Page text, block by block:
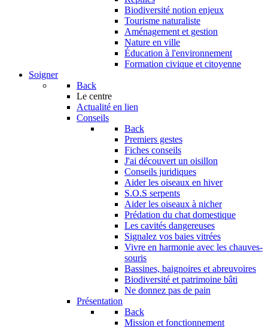
Biodiversité notion enjeux
Tourisme naturaliste
Aménagement et gestion
Nature en ville
Éducation à l'environnement
Formation civique et citoyenne
Soigner
Back
Le centre
Actualité en lien
Conseils
Back
Premiers gestes
Fiches conseils
J'ai découvert un oisillon
Conseils juridiques
Aider les oiseaux en hiver
S.O.S serpents
Aider les oiseaux à nicher
Prédation du chat domestique
Les cavités dangereuses
Signalez vos baies vitrées
Vivre en harmonie avec les chauves-
souris
Bassines, baignoires et abreuvoires
Biodiversité et patrimoine bâti
Ne donnez pas de pain
Présentation
Back
Mission et fonctionnement